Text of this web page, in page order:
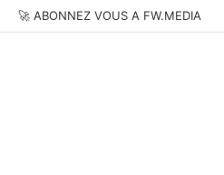
🚀 ABONNEZ VOUS A FW.MEDIA